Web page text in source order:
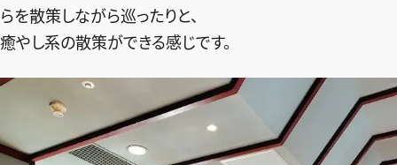
らを散策しながら巡ったりと、
癒やし系の散策ができる感じです。